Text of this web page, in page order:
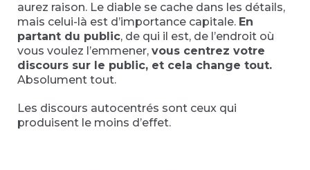
aurez raison. Le diable se cache dans les détails,
mais celui-là est d’importance capitale. En
partant du public, de qui il est, de l’endroit où
vous voulez l’emmener, vous centrez votre
discours sur le public, et cela change tout.
Absolument tout.
Les discours autocentrés sont ceux qui
produisent le moins d’effet.